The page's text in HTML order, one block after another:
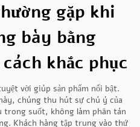
gặp khi
bày bằng
khắc phục
vời giúp sản phẩm nổi bật.
chúng thu hút sự chú ý của
trong suốt, không làm phân tán
Khách hàng tập trung vào thứ